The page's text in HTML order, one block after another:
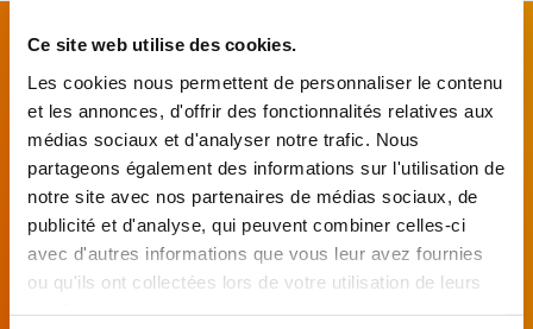
Ce site web utilise des cookies.
Les cookies nous permettent de personnaliser le contenu
et les annonces, d'offrir des fonctionnalités relatives aux
médias sociaux et d'analyser notre trafic. Nous
partageons également des informations sur l'utilisation de
notre site avec nos partenaires de médias sociaux, de
publicité et d'analyse, qui peuvent combiner celles-ci
avec d'autres informations que vous leur avez fournies
ou qu'ils ont collectées lors de votre utilisation de leurs
FAITES MONTER VOTRE PIÈCE !
De l’achat depièces motosd’occasion garanties
jusqu'à la révision complète de votremoto,
retrouvez notre réseau de réparateurs et de
garages partenaires.
Je choisis mon réparateur et me
présente au garage.
J’effectue ma
commande